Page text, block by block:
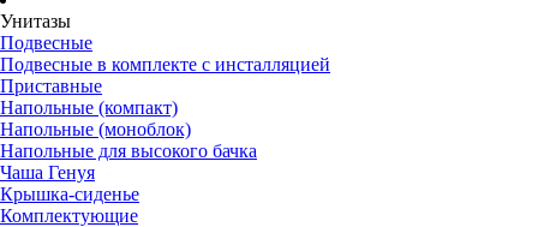
Унитазы
Подвесные
Подвесные в комплекте с инсталляцией
Приставные
Напольные (компакт)
Напольные (моноблок)
Напольные для высокого бачка
Чаша Генуя
Крышка-сиденье
Комплектующие